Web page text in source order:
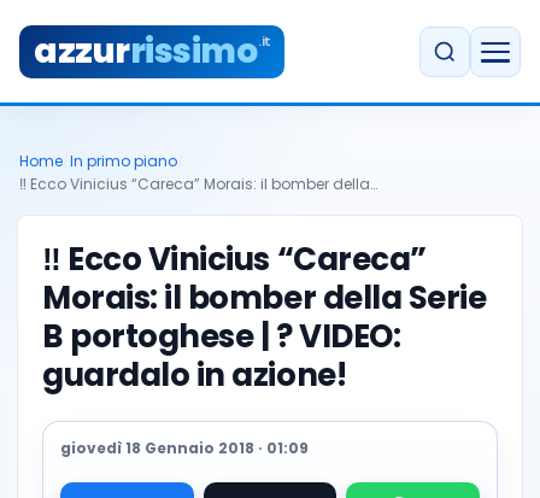
azzurrissimo.it
Home In primo piano
‼️ Ecco Vinicius “Careca” Morais: il bomber della…
‼️ Ecco Vinicius “Careca”
Morais: il bomber della Serie
B portoghese | ? VIDEO:
guardalo in azione!
giovedì 18 Gennaio 2018 · 01:09